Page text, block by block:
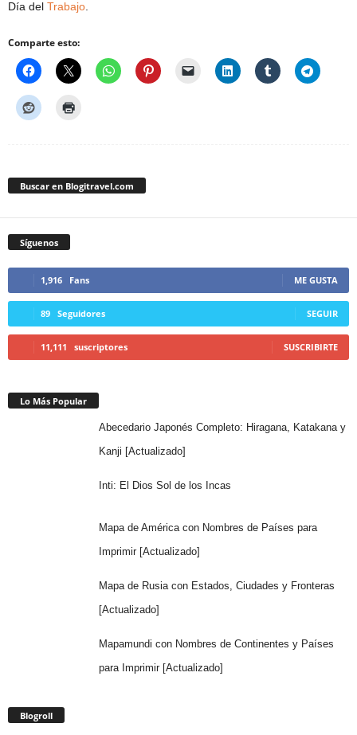
Día del Trabajo
Comparte esto:
Buscar en Blogitravel.com
Síguenos
1,916 Fans ME GUSTA
89 Seguidores SEGUIR
11,111 suscriptores SUSCRIBIRTE
Lo Más Popular
Abecedario Japonés Completo: Hiragana, Katakana y
Kanji [Actualizado]
Inti: El Dios Sol de los Incas
Mapa de América con Nombres de Países para
Imprimir [Actualizado]
Mapa de Rusia con Estados, Ciudades y Fronteras
[Actualizado]
Mapamundi con Nombres de Continentes y Países
para Imprimir [Actualizado]
Blogroll